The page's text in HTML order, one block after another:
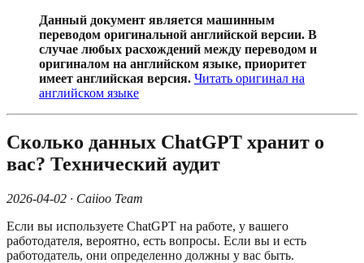
Данный документ является машинным
переводом оригинальной английской версии. В
случае любых расхождений между переводом и
оригиналом на английском языке, приоритет
имеет английская версия. Читать оригинал на
английском языке
Сколько данных ChatGPT хранит о
вас? Технический аудит
2026-04-02 · Caiioo Team
Если вы используете ChatGPT на работе, у вашего
работодателя, вероятно, есть вопросы. Если вы и есть
работодатель, они определенно должны у вас быть.